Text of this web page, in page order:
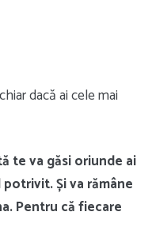
dacă ai cele mai
te va găsi oriunde ai
Și va rămâne
Pentru că fiecare